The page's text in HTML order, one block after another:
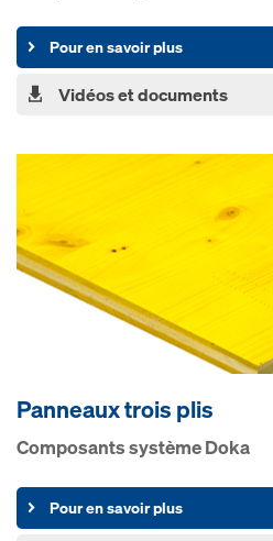
Pour en savoir plus
Vidéos et documents
Pan­neaux trois plis
Com­po­sants sys­tème Doka
Pour en savoir plus